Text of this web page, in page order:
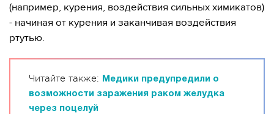
(например, курения, воздействия сильных химикатов)
- начиная от курения и заканчивая воздействия
ртутью.
Читайте также:
Медики предупредили о
возможности заражения раком желудка
через поцелуй